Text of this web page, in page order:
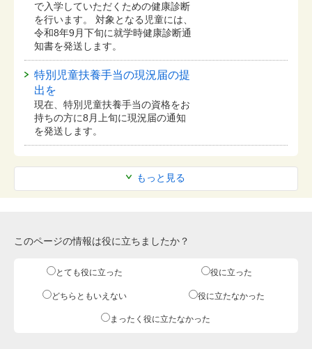
もっと見る
で入学していただくための健康診断
を行います。 対象となる児童には、
令和8年9月下旬に就学時健康診断通
知書を発送します。
特別児童扶養手当の現況届の提
出を
現在、特別児童扶養手当の資格をお
持ちの方に8月上旬に現況届の通知
を発送します。
このページの情報は役に立ちましたか？
とても役に立った 役に立った
どちらともいえない 役に立たなかった
まったく役に立たなかった